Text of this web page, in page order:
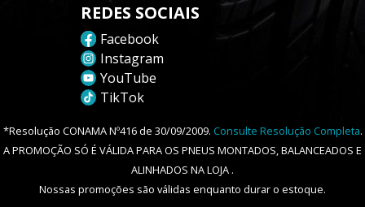
REDES SOCIAIS
Facebook
Instagram
YouTube
TikTok
*Resolução CONAMA Nº416 de 30/09/2009. Consulte Resolução Completa.
A PROMOÇÃO SÓ É VÁLIDA PARA OS PNEUS MONTADOS, BALANCEADOS E
ALINHADOS NA LOJA .
Nossas promoções são válidas enquanto durar o estoque.